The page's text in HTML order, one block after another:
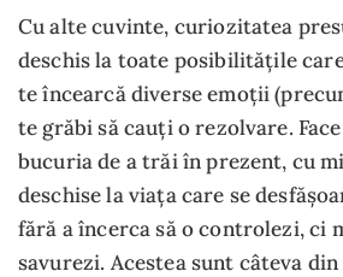
Cu alte cuvinte, curiozitatea
deschis la toate posibilitățile
te încearcă diverse emoții
te grăbi să cauți o rezolvare.
bucuria de a trăi în prezent, cu
deschise la viața care se
fără a încerca să o controlezi, ci
savurezi. Acestea sunt câteva